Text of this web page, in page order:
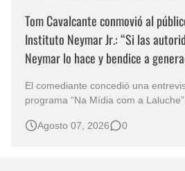
Tom Cavalcante conmovió al
Instituto Neymar Jr.: “Si las
Neymar lo hace y bendice a
El comediante concedió una
programa “Na Mídia com a
eventos benéficos más importantes de Brasil.
Agosto 07, 2026 0